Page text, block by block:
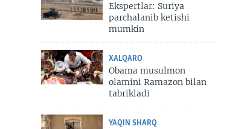
Ekspertlar: Suriya
parchalanib ketishi
mumkin
XALQARO
Obama musulmon
olamini Ramazon bilan
tabrikladi
YAQIN SHARQ